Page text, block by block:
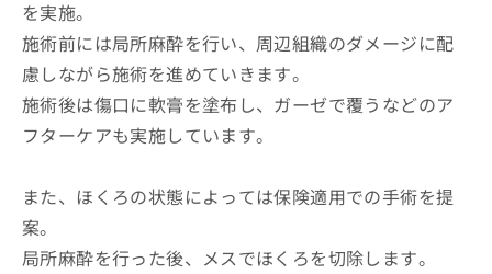
を実施。
施術前には局所麻酔を行い、周辺組織のダメージに配
慮しながら施術を進めていきます。
施術後は傷口に軟膏を塗布し、ガーゼで覆うなどのア
フターケアも実施しています。
また、ほくろの状態によっては保険適用での手術を提
案。
局所麻酔を行った後、メスでほくろを切除します。